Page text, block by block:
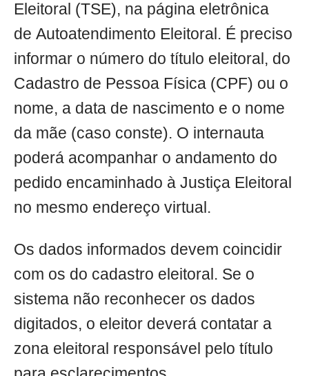
Eleitoral (TSE), na página eletrônica
de Autoatendimento Eleitoral. É preciso
informar o número do título eleitoral, do
Cadastro de Pessoa Física (CPF) ou o
nome, a data de nascimento e o nome
da mãe (caso conste). O internauta
poderá acompanhar o andamento do
pedido encaminhado à Justiça Eleitoral
no mesmo endereço virtual.
Os dados informados devem coincidir
com os do cadastro eleitoral. Se o
sistema não reconhecer os dados
digitados, o eleitor deverá contatar a
zona eleitoral responsável pelo título